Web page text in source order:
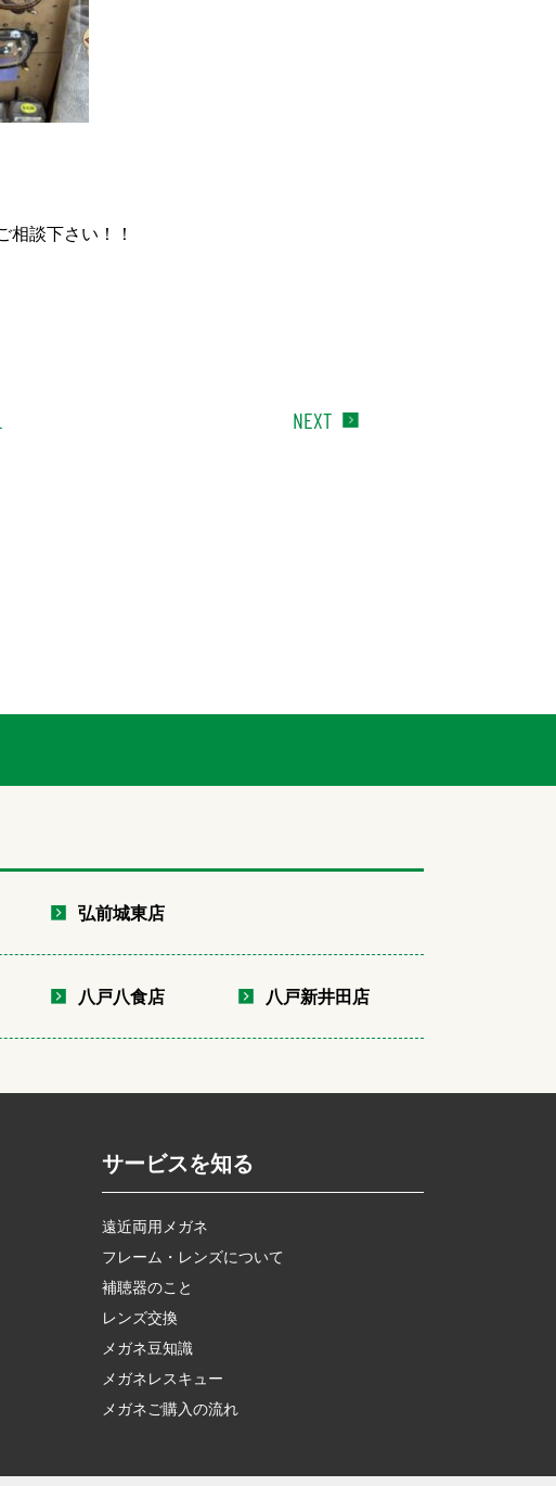
相談下さい！！
NEXT
弘前城東店
八戸八食店 八戸新井田店
サービスを知る
遠近両用メガネ
フレーム・レンズについて
補聴器のこと
レンズ交換
メガネ豆知識
メガネレスキュー
メガネご購入の流れ